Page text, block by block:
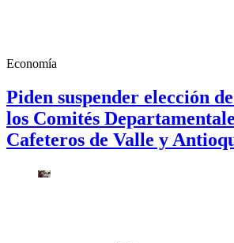
Economía
Piden suspender elección
los Comités
Cafeteros de Valle y